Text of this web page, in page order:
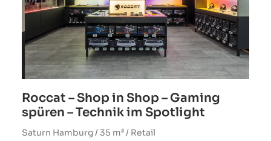
Roccat – Shop in Shop – Gaming
spüren – Technik im Spotlight
Saturn Hamburg / 35 m² / Retail